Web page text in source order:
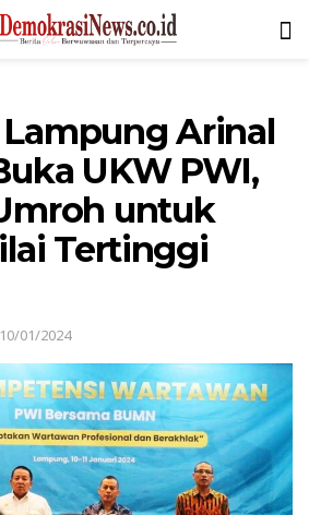
Arinal
UKW PWI,
untuk
Tertinggi
10/01/2024